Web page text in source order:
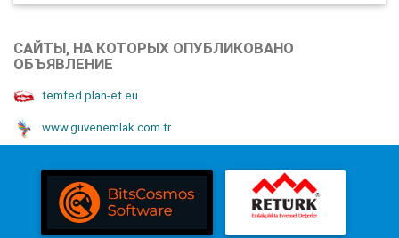
САЙТЫ, НА КОТОРЫХ ОПУБЛИКОВАНО
ОБЪЯВЛЕНИЕ
temfed.plan-et.eu
www.guvenemlak.com.tr